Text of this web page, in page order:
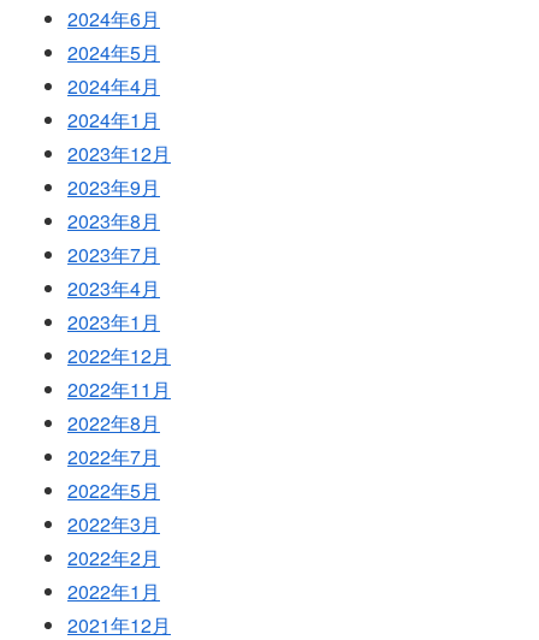
2024年6月
2024年5月
2024年4月
2024年1月
2023年12月
2023年9月
2023年8月
2023年7月
2023年4月
2023年1月
2022年12月
2022年11月
2022年8月
2022年7月
2022年5月
2022年3月
2022年2月
2022年1月
2021年12月